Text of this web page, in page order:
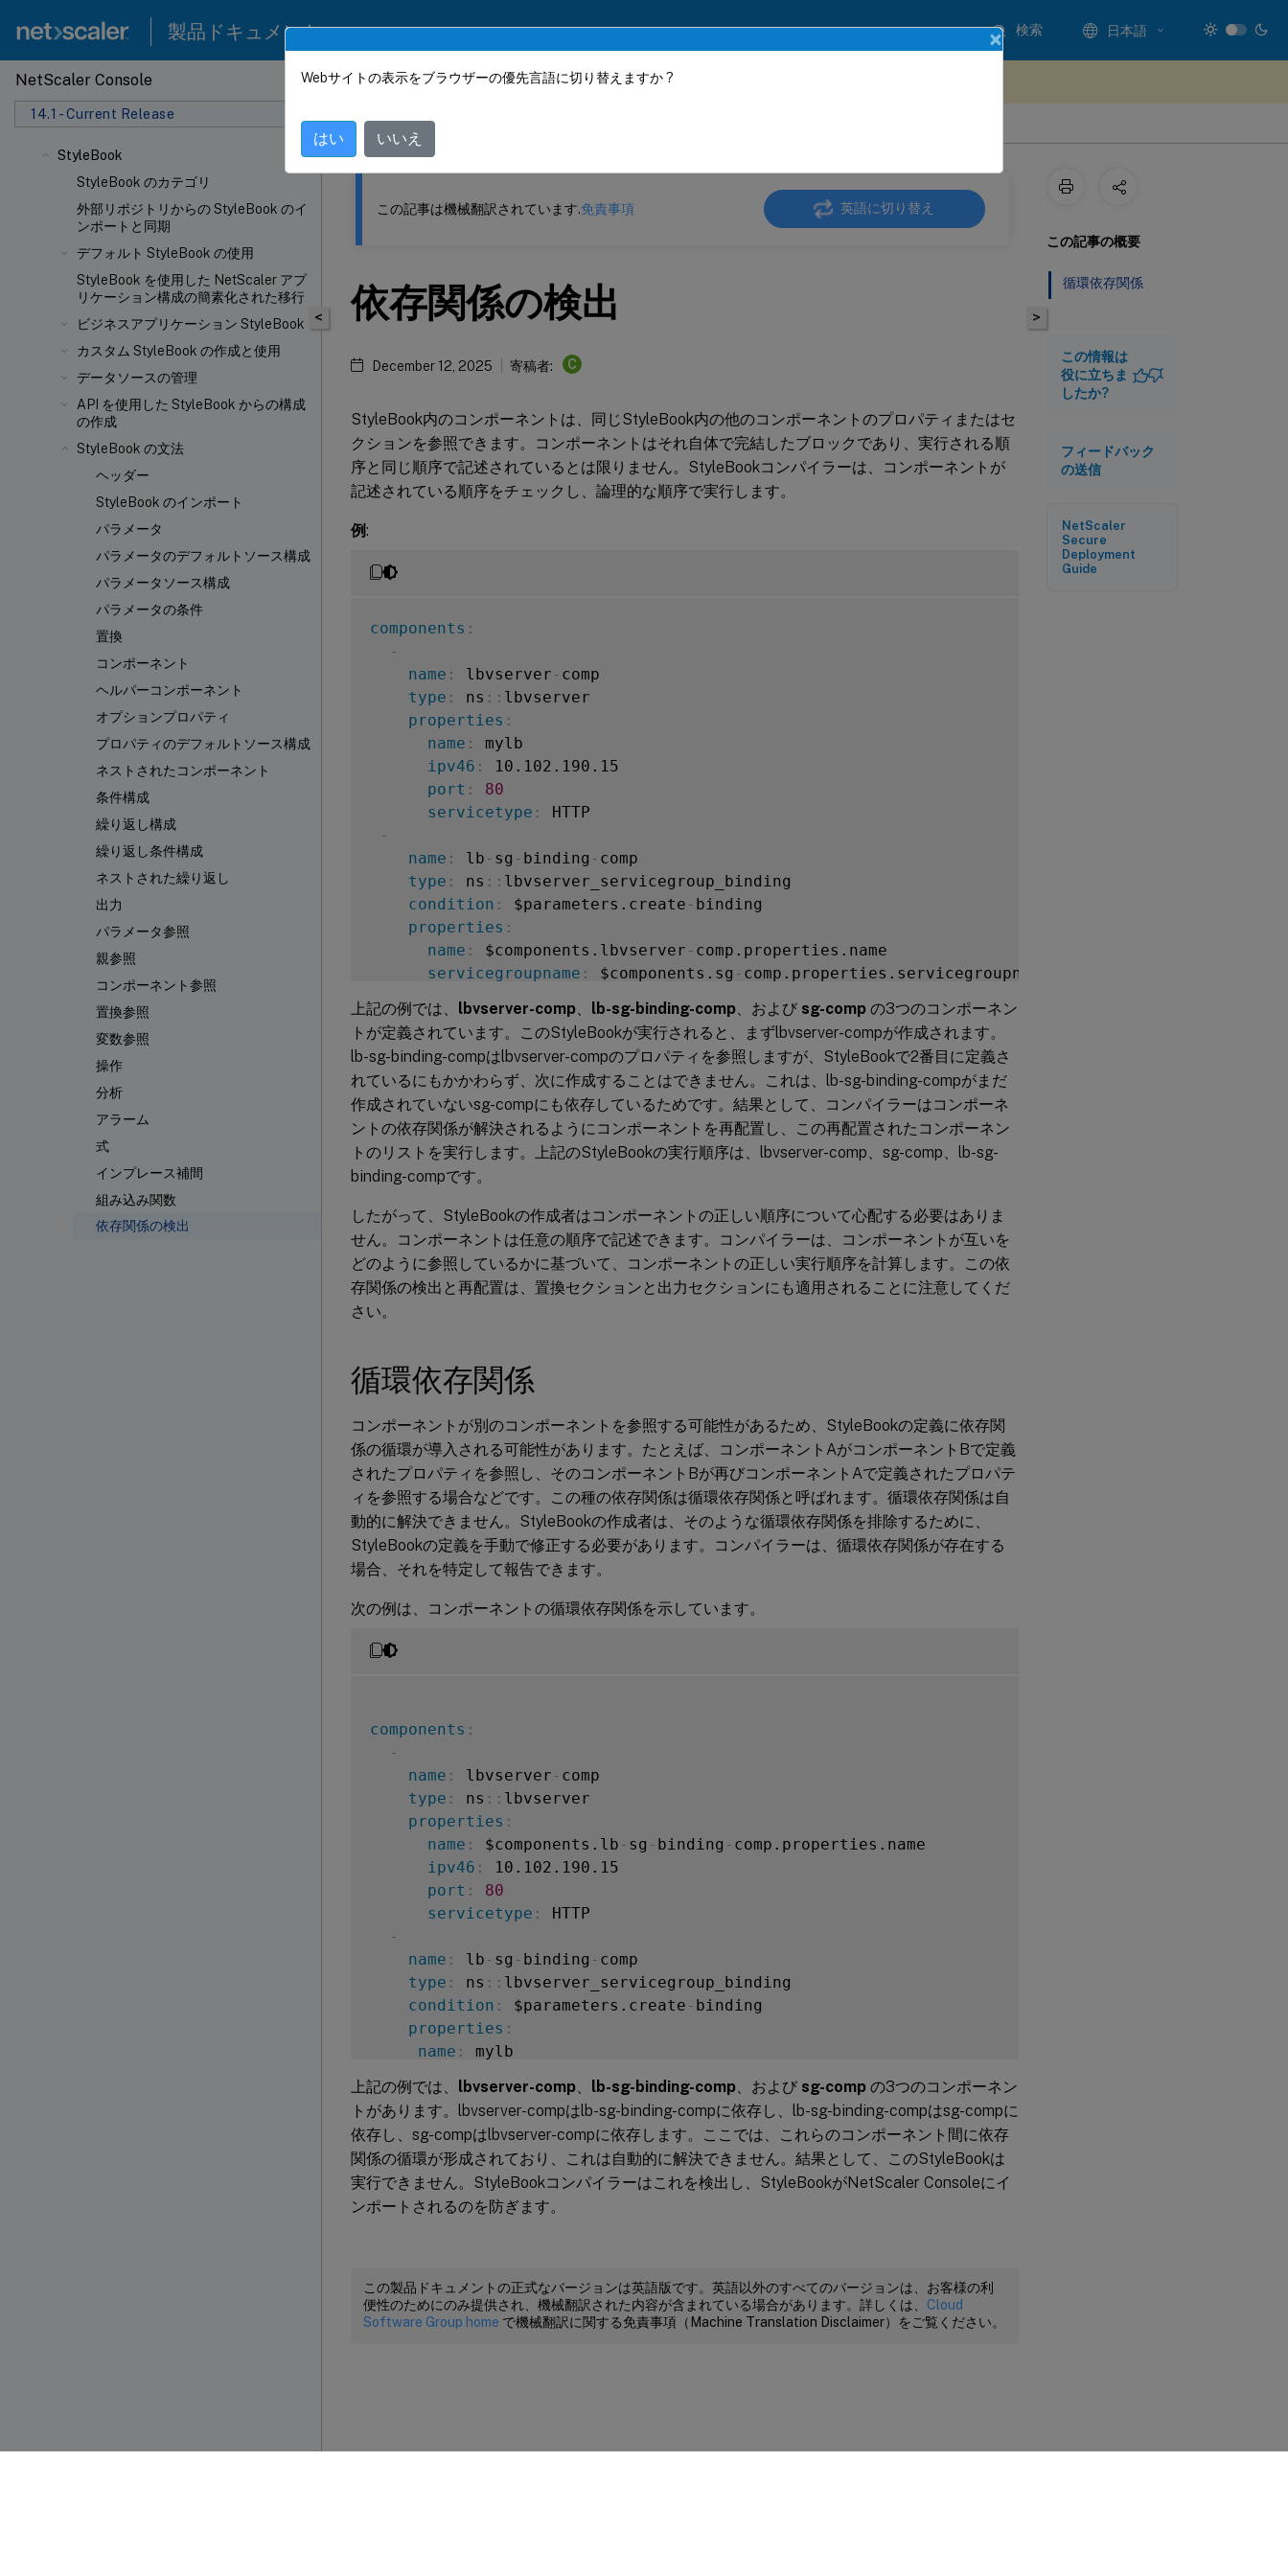
製品ドキュメント 検索 日本語
NetScaler Console
14.1 - Current Release
StyleBook
StyleBook のカテゴリ
外部リポジトリからの StyleBook のイ
ンポートと同期
デフォルト StyleBook の使用
StyleBook を使用した NetScaler アプ
リケーション構成の簡素化された移行
ビジネスアプリケーション StyleBook
カスタム StyleBook の作成と使用
データソースの管理
API を使用した StyleBook からの構成
の作成
StyleBook の文法
ヘッダー
StyleBook のインポート
パラメータ
パラメータのデフォルトソース構成
パラメータソース構成
パラメータの条件
置換
コンポーネント
ヘルパーコンポーネント
オプションプロパティ
プロパティのデフォルトソース構成
ネストされたコンポーネント
条件構成
繰り返し構成
繰り返し条件構成
ネストされた繰り返し
出力
パラメータ参照
親参照
コンポーネント参照
置換参照
変数参照
操作
分析
アラーム
式
インプレース補間
組み込み関数
依存関係の検出
このコンテンツは動的に機械翻訳されています。
NetScaler
<
この記事は機械翻訳されています.免責事項 英語に切り替え
依存関係の検出
December 12, 2025 寄稿者: C
StyleBook内のコンポーネントは、同じStyleBook内の他のコンポーネントのプロパティまたはセ
クションを参照できます。コンポーネントはそれ自体で完結したブロックであり、実行される順
序と同じ順序で記述されているとは限りません。StyleBookコンパイラーは、コンポーネントが
記述されている順序をチェックし、論理的な順序で実行します。
例:
components :
-
name : lbvserver - comp
type : ns : : lbvserver
properties :
name :
mylb
ipv46 :
10.102.190.15
port :
80
servicetype :
HTTP
-
name : lb - sg - binding - comp
type : ns : : lbvserver_servicegroup_binding
condition : $parameters.create - binding
properties :
name : $components.lbvserver - comp.properties.name
servicegroupname : $components.sg -
name: sg-comp
type : ns:: servicegroup
properties:
servicegroupname: mysg
servicetype: HTTP
上記の例では、 lbvserver-comp lb-sg-binding-comp 、および sg-comp の3つのコンポーネン
トが定義されています。このStyleBookが実行されると、まずlbvserver-compが作成されます。
lb-sg-binding-compはlbvserver-compのプロパティを参照しますが、StyleBookで2番目に定義さ
れているにもかかわらず、次に作成することはできません。これは、lb-sg-binding-compがまだ
作成されていないsg-compにも依存しているためです。結果として、コンパイラーはコンポーネ
ントの依存関係が解決されるようにコンポーネントを再配置し、この再配置されたコンポーネン
トのリストを実行します。上記のStyleBookの実行順序は、lbvserver-comp、sg-comp、lb-sg-
binding-compです。
したがって、StyleBookの作成者はコンポーネントの正しい順序について心配する必要はありま
せん。コンポーネントは任意の順序で記述できます。コンパイラーは、コンポーネントが互いを
どのように参照しているかに基づいて、コンポーネントの正しい実行順序を計算します。この依
存関係の検出と再配置は、置換セクションと出力セクションにも適用されることに注意してくだ
さい。
循環依存関係
コンポーネントが別のコンポーネントを参照する可能性があるため、StyleBookの定義に依存関
係の循環が導入される可能性があります。たとえば、コンポーネントAがコンポーネントBで定義
されたプロパティを参照し、そのコンポーネントBが再びコンポーネントAで定義されたプロパテ
ィを参照する場合などです。この種の依存関係は循環依存関係と呼ばれます。循環依存関係は自
動的に解決できません。StyleBookの作成者は、そのような循環依存関係を排除するために、
StyleBookの定義を手動で修正する必要があります。コンパイラーは、循環依存関係が存在する
場合、それを特定して報告できます。
次の例は、コンポーネントの循環依存関係を示しています。
components :
-
name : lbvserver - comp
type : ns : : lbvserver
properties :
name : $components.lb - sg - binding - comp.properties.name
ipv46 :
10.102.190.15
port :
80
servicetype :
HTTP
-
name : lb - sg - binding - comp
type : ns : : lbvserver_servicegroup_binding
condition : $parameters.create - binding
properties :
name :
mylb
-
name: sg-comp
type: ns::servicegroup
properties :
servicegroupname : mysg
servicetype : $components.lbvserver
上記の例では、 lbvserver-comp lb-sg-binding-comp 、および sg-comp の3つのコンポーネン
トがあります。lbvserver-compはlb-sg-binding-compに依存し、lb-sg-binding-compはsg-compに
依存し、sg-compはlbvserver-compに依存します。ここでは、これらのコンポーネント間に依存
関係の循環が形成されており、これは自動的に解決できません。結果として、このStyleBookは
実行できません。StyleBookコンパイラーはこれを検出し、StyleBookがNetScaler Consoleにイ
ンポートされるのを防ぎます。
この製品ドキュメントの正式なバージョンは英語版です。英語以外のすべてのバージョンは、お客様の利
便性のためにのみ提供され、機械翻訳された内容が含まれている場合があります。詳しくは、 Cloud
Software Group home で機械翻訳に関する免責事項（Machine Translation Disclaimer）をご覧ください。
>
この記事の概要
循環依存関係
この情報は
役に立ちま
したか?
フィードバック
の送信
NetScaler
Secure
Deployment
Guide
×
Webサイトの表示をブラウザーの優先言語に切り替えますか ?
はい いいえ